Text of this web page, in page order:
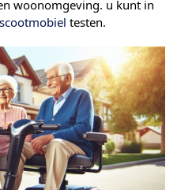
woonomgeving. u kunt in
scootmobiel testen.